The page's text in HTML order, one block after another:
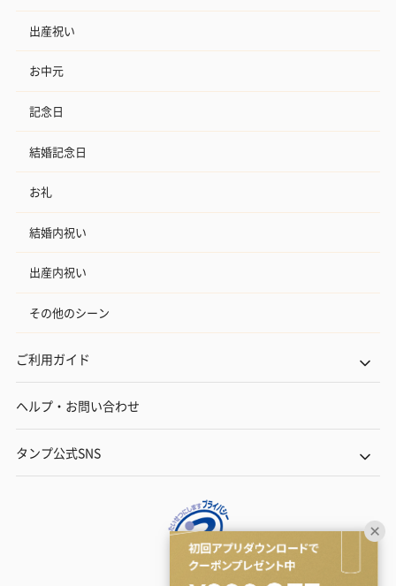
出産祝い
お中元
記念日
結婚記念日
お礼
結婚内祝い
出産内祝い
その他のシーン
ご利用ガイド
ヘルプ・お問い合わせ
タンプ公式SNS